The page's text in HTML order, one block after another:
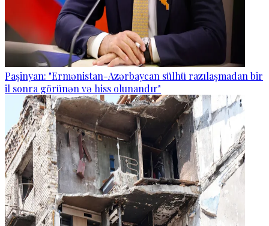
Paşinyan: "Ermənistan-Azərbaycan sülhü razılaşmadan bir
il sonra görünən və hiss olunandır"